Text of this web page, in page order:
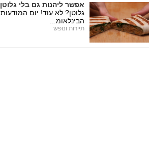
אפשר ליהנות גם בלי גלוטן
גלוטן? לא עוד! יום המודעות
הבינלאומ...
תיירות ונופש